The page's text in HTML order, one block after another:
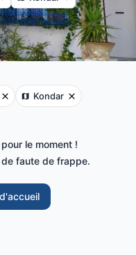
Kondar
le moment !
faute de frappe.